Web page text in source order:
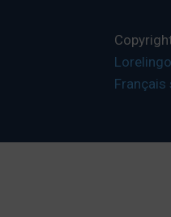
Lorelingo
Français